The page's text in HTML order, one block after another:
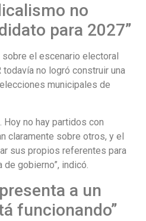
no
para 2027”
el escenario electoral
todavía no logró construir una
municipales de
Hoy no hay partidos con
claramente sobre otros, y el
sus propios referentes para
gobierno”, indicó.
a un
funcionando”